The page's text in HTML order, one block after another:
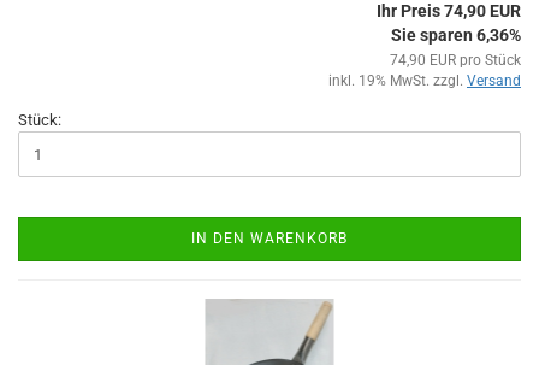
Ihr Preis 74,90 EUR
Sie sparen 6,36%
74,90 EUR pro Stück
inkl. 19% MwSt. zzgl. Versand
Stück:
IN DEN WARENKORB